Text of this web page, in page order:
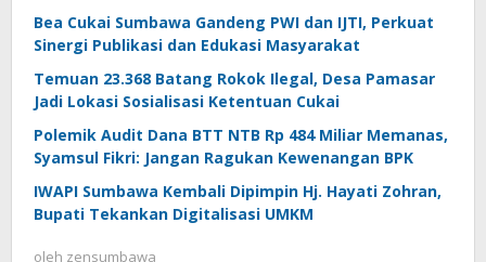
Bea Cukai Sumbawa Gandeng PWI dan IJTI, Perkuat
Sinergi Publikasi dan Edukasi Masyarakat
Temuan 23.368 Batang Rokok Ilegal, Desa Pamasar
Jadi Lokasi Sosialisasi Ketentuan Cukai
Polemik Audit Dana BTT NTB Rp 484 Miliar Memanas,
Syamsul Fikri: Jangan Ragukan Kewenangan BPK
IWAPI Sumbawa Kembali Dipimpin Hj. Hayati Zohran,
Bupati Tekankan Digitalisasi UMKM
oleh zensumbawa